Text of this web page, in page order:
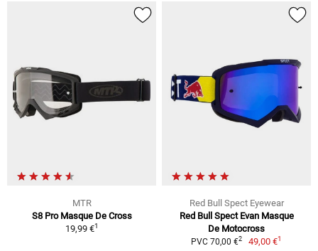
MTR
S8 Pro Masque De Cross
19,99 €1
Red Bull Spect Eyewear
Red Bull Spect Evan Masque
De Motocross
PVC 70,00 €2 49,00 €1